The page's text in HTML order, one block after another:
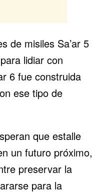
de misiles Sa’ar 5
lidiar con
6 fue construida
ese tipo de
que estalle
un futuro próximo,
preservar la
para la